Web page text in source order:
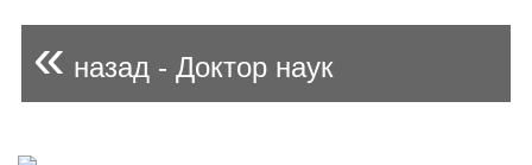
« назад - Доктор наук